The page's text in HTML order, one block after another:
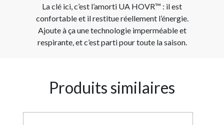
La clé ici, c’est l’amorti UA HOVR™ : il est
confortable et il restitue réellement l’énergie.
Ajoute à ça une technologie imperméable et
respirante, et c’est parti pour toute la saison.
Produits similaires